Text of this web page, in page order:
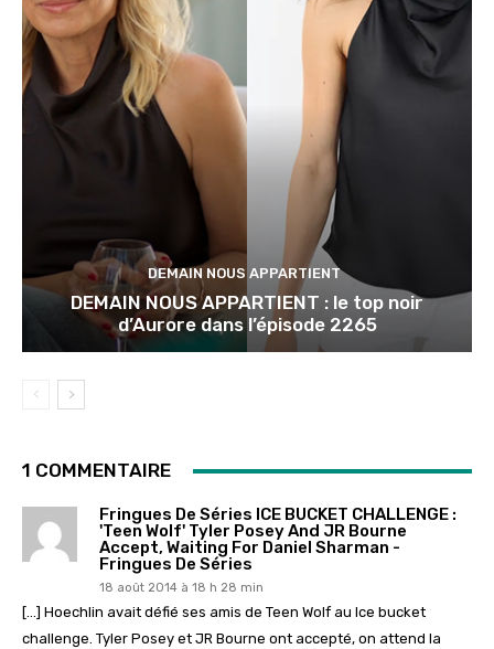
DEMAIN NOUS APPARTIENT
DEMAIN NOUS APPARTIENT : le top noir
d’Aurore dans l’épisode 2265
1 COMMENTAIRE
Fringues De Séries ICE BUCKET CHALLENGE :
'Teen Wolf' Tyler Posey And JR Bourne
Accept, Waiting For Daniel Sharman -
Fringues De Séries
18 août 2014 à 18 h 28 min
[…] Hoechlin avait défié ses amis de Teen Wolf au Ice bucket
challenge. Tyler Posey et JR Bourne ont accepté, on attend la